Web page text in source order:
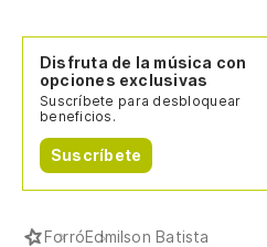
Disfruta de la música con
opciones exclusivas
Suscríbete para desbloquear
beneficios.
Suscríbete
ForróEdmilson Batista